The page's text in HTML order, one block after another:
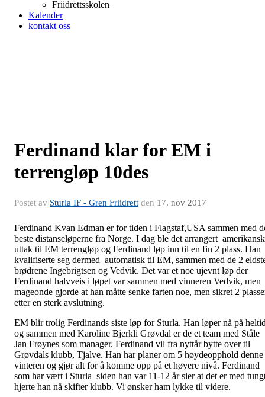
Friidrettsskolen
Kalender
kontakt oss
Ferdinand klar for EM i
terrengløp 10des
Postet av Sturla IF - Gren Friidrett den 17. nov 2017
Ferdinand Kvan Edman er for tiden i Flagstaf,USA sammen med
beste distanseløperne fra Norge. I dag ble det arrangert amerikansk
uttak til EM terrengløp og Ferdinand løp inn til en fin 2 plass. Han
kvalifiserte seg dermed automatisk til EM, sammen med de 2
brødrene Ingebrigtsen og Vedvik. Det var et noe ujevnt løp der
Ferdinand halvveis i løpet var sammen med vinneren Vedvik, men
mageonde gjorde at han måtte senke farten noe, men sikret 2
etter en sterk avslutning.
EM blir trolig Ferdinands siste løp for Sturla. Han løper nå på
og sammen med Karoline Bjerkli Grøvdal er de et team med Ståle
Jan Frøynes som manager. Ferdinand vil fra nyttår bytte over til
Grøvdals klubb, Tjalve. Han har planer om 5 høydeopphold denne
vinteren og gjør alt for å komme opp på et høyere nivå. Ferdinand
som har vært i Sturla siden han var 11-12 år sier at det er med
hjerte han nå skifter klubb. Vi ønsker ham lykke til videre.